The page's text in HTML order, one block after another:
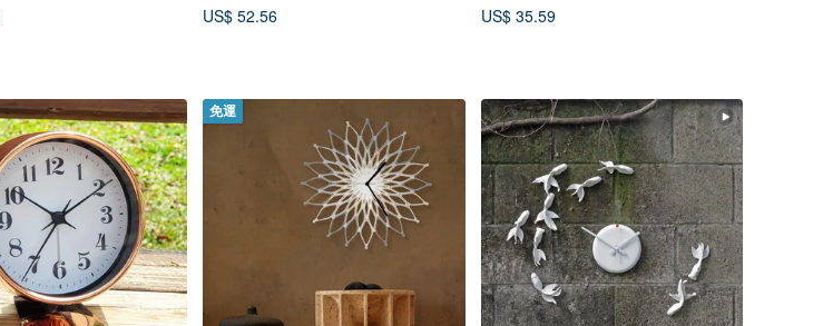
US$ 52.56
US$ 35.59
免運